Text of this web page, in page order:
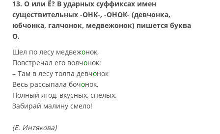
13. О или Ё? В ударных суффиксах имен
существительных -ОНК-, -ОНОК- (девчонка,
юбчонка, галчонок, медвежонок) пишется буква
О.
Шел по лесу медвежонок,
Повстречал его волчонок:
– Там в лесу толпа девчонок
Весь рассыпала бочонок,
Полный ягод, вкусных, спелых.
Забирай малину смело!
(Е. Интякова)